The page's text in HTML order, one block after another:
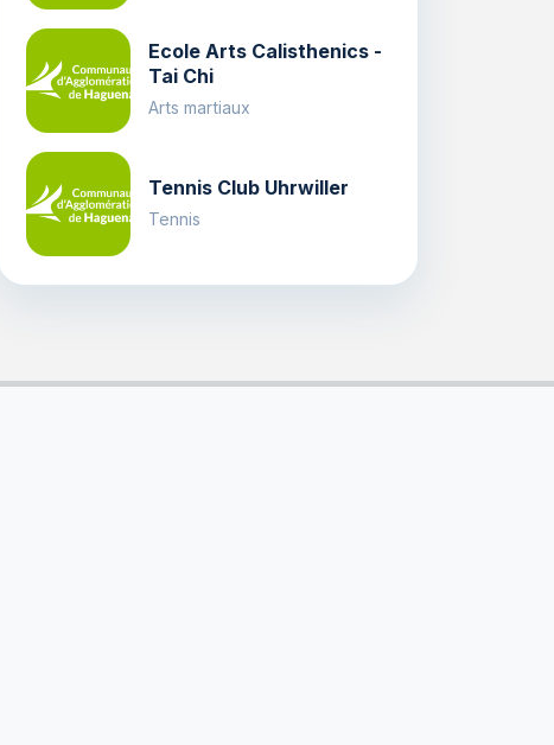
Ecole Arts Calisthenics -
Tai Chi
Arts martiaux
Tennis Club Uhrwiller
Tennis